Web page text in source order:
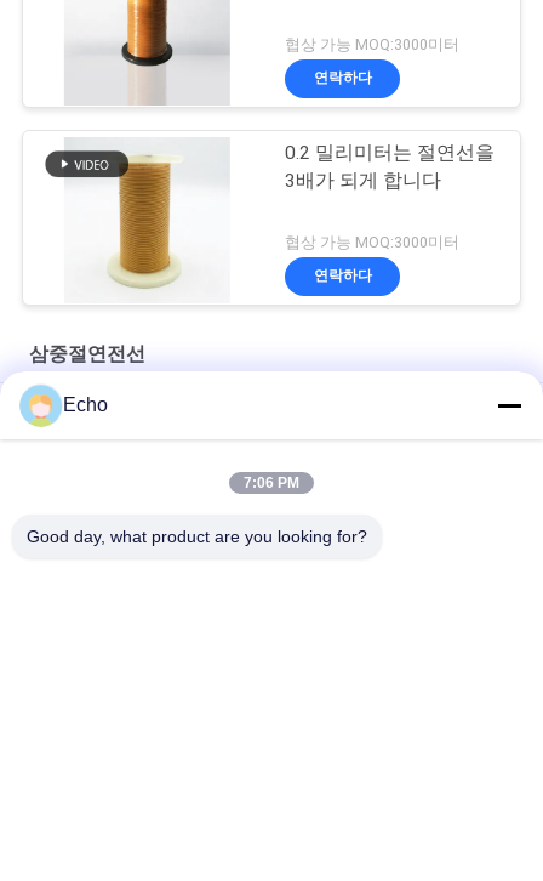
협상 가능 MOQ:3000미터
연락하다
0.2 밀리미터는 절연선을
3배가 되게 합니다
협상 가능 MOQ:3000미터
연락하다
삼중절연전선
변압기를 위한 UL 인증 전문 연선 삼중 절연 전선 구리 권선 TIW
Echo
7:06 PM
Good day, what product are you looking for?